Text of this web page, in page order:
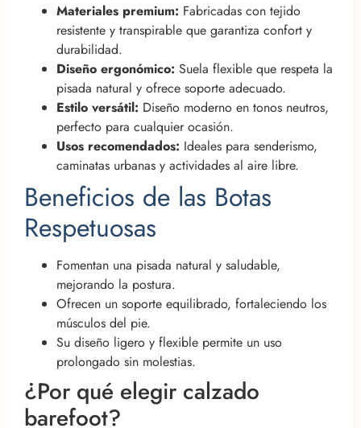
Materiales premium: Fabricadas con tejido
resistente y transpirable que garantiza confort y
durabilidad.
Diseño ergonómico: Suela flexible que respeta la
pisada natural y ofrece soporte adecuado.
Estilo versátil: Diseño moderno en tonos neutros,
perfecto para cualquier ocasión.
Usos recomendados: Ideales para senderismo,
caminatas urbanas y actividades al aire libre.
Beneficios de las Botas
Respetuosas
Fomentan una pisada natural y saludable,
mejorando la postura.
Ofrecen un soporte equilibrado, fortaleciendo los
músculos del pie.
Su diseño ligero y flexible permite un uso
prolongado sin molestias.
¿Por qué elegir calzado
barefoot?